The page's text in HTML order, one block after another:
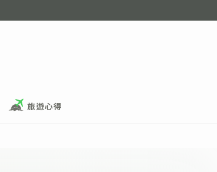
旅遊心得